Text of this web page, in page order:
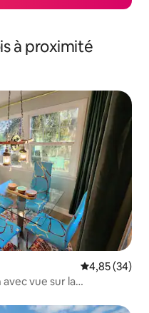
à proximité
Note
4,85 (34)
vue sur la